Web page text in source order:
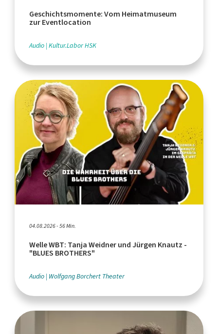
Geschichtsmomente: Vom Heimatmuseum
zur Eventlocation
Audio Kultur.Labor HSK
04.08.2026 - 56 Min.
Welle WBT: Tanja Weidner und Jürgen Knautz -
"BLUES BROTHERS"
Audio Wolfgang Borchert Theater